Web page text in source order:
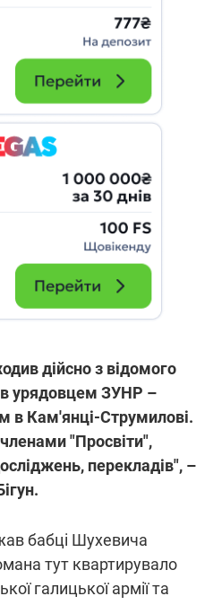
дійсно з відомого
урядовцем ЗУНР –
в Кам'янці-Струмилові.
"Просвіти",
перекладів", –
бабці Шухевича
тут квартирувало
галицької армії та